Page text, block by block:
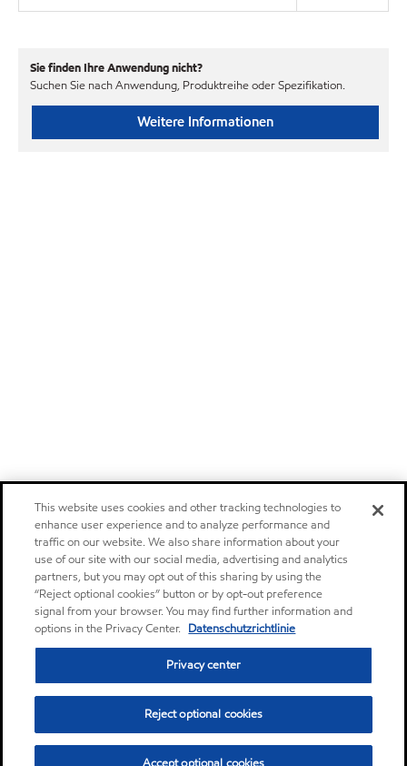
Sie finden Ihre Anwendung nicht?
Suchen Sie nach Anwendung, Produktreihe oder Spezifikation.
Weitere Informationen
This website uses cookies and other tracking technologies to
enhance user experience and to analyze performance and
traffic on our website. We also share information about your
use of our site with our social media, advertising and analytics
partners, but you may opt out of this sharing by using the
“Reject optional cookies” button or by opt-out preference
signal from your browser. You may find further information and
options in the Privacy Center. Datenschutzrichtlinie
Privacy center
Reject optional cookies